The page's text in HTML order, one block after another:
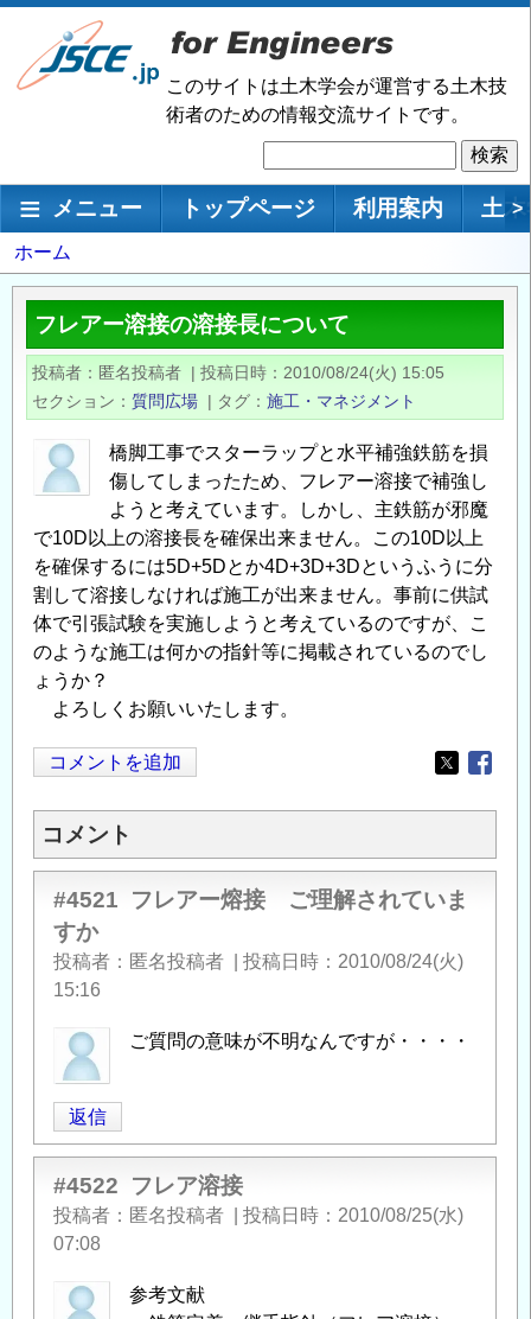
メ
ン
移
このサイトは土木学会が運営する土木技
術者のための情報交流サイトです。
索
メインナビゲーション
メニュー トップページ 利用案内 土 >
パ
ン
ず
ホーム
フレアー溶接の溶接長について
投稿者 匿名投稿者 | 投稿日時
2010/08/24(火) 15:05
セクション
質問広場 | タグ 施工・マネジメント
橋脚工事でスターラップと水平補強鉄筋を損
傷してしまったため、フレアー溶接で補強し
ようと考えています。しかし、主鉄筋が邪魔
で10D以上の溶接長を確保出来ません。この10D以上
を確保するには5D+5Dとか4D+3D+3Dというふうに分
割して溶接しなければ施工が出来ません。事前に供試
体で引張試験を実施しようと考えているのですが、こ
のような施工は何かの指針等に掲載されているのでし
ょうか？
よろしくお願いいたします。
コメントを追加
Opens in
コメント
#4521
フレアー熔接 ご理解されていま
すか
投稿者 匿名投稿者 投稿日時
2010/08/24(火)
15:16
ご質問の意味が不明なんですが・・・・
返信
#4522 フレア溶接
投稿者 匿名投稿者 投稿日時
2010/08/25(水)
07:08
参考文献